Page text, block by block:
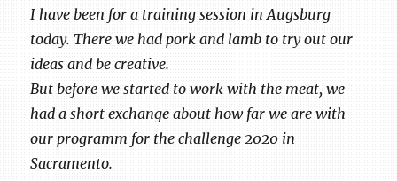
I have been for a training session in Augsburg
today. There we had pork and lamb to try out our
ideas and be creative.
But before we started to work with the meat, we
had a short exchange about how far we are with
our programm for the challenge 2020 in
Sacramento.